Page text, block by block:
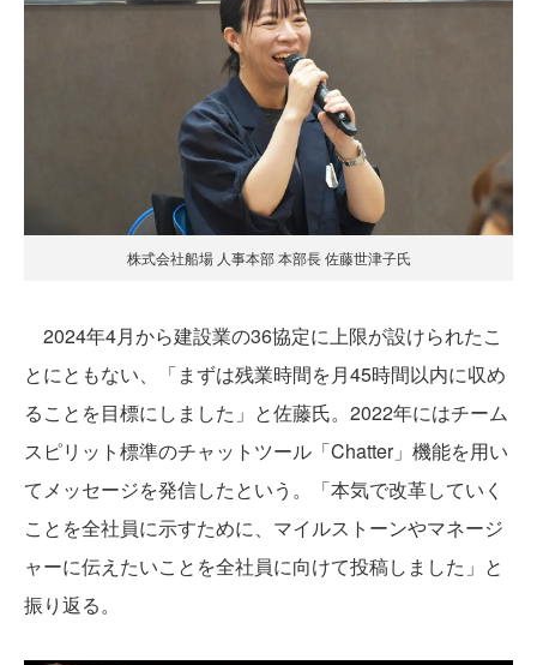
株式会社船場 人事本部 本部長 佐藤世津子氏
2024年4月から建設業の36協定に上限が設けられたこ
とにともない、「まずは残業時間を月45時間以内に収め
ることを目標にしました」と佐藤氏。2022年にはチーム
スピリット標準のチャットツール「Chatter」機能を用い
てメッセージを発信したという。「本気で改革していく
ことを全社員に示すために、マイルストーンやマネージ
ャーに伝えたいことを全社員に向けて投稿しました」と
振り返る。